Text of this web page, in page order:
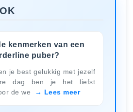
kenmerken van een
puber?
je best gelukkig met jezelf
dag ben je het liefst
de we
Lees meer